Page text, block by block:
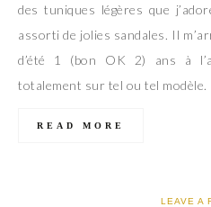
des tuniques légères que
assorti de jolies sandales. Il
d’été 1 (bon OK 2) ans à
totalement sur tel ou tel modèle.
READ MORE
LEAVE A